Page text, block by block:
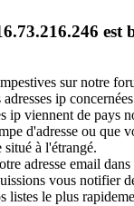
est
sur notre
ip
ip viennent de pays
d'adresse ou que
à l'étrangé.
adresse email
vous notifier
listes le plus